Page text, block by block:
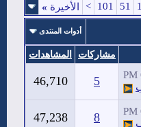
51
101
> الأخيرة »
أدوات المنتدى
مشاركات المشاهدات
5
46,710
8
47,238